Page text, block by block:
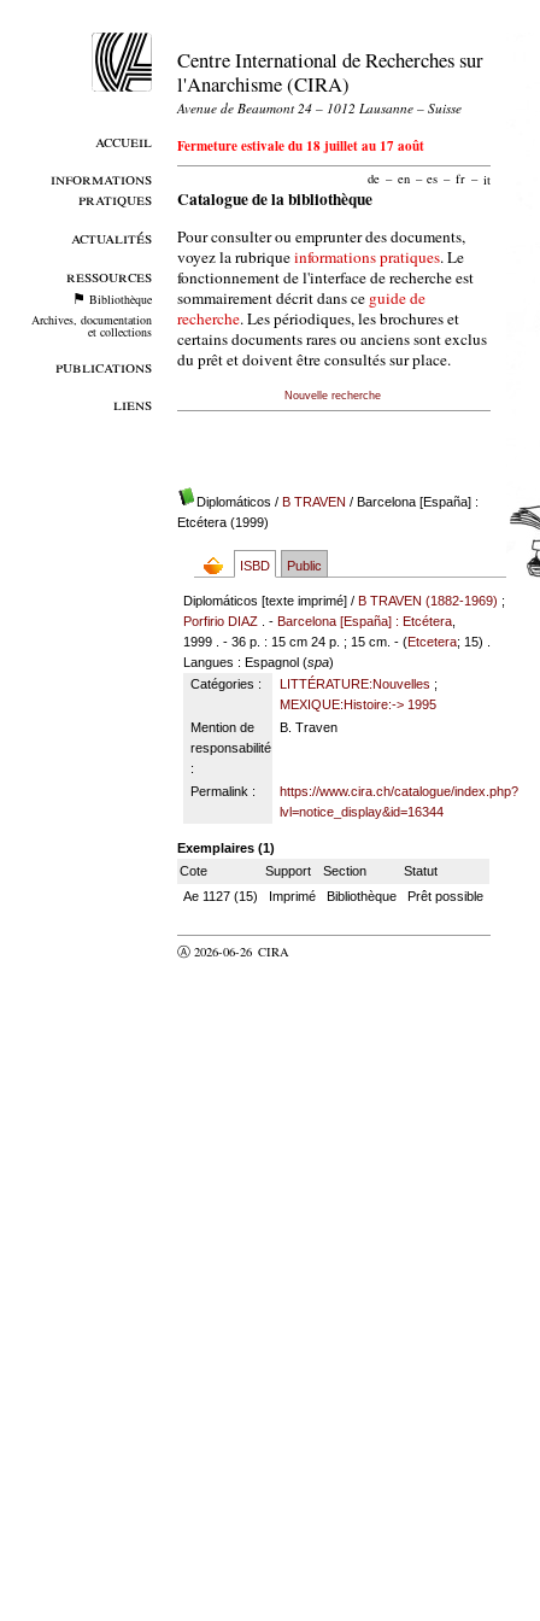
accueil
informations
pratiques
actualités
ressources
Bibliothèque
Archives, documentation
et collections
publications
liens
Centre International de Recherches sur
l'Anarchisme (CIRA)
Avenue de Beaumont 24 – 1012 Lausanne – Suisse
Fermeture estivale du 18 juillet au 17 août
de – en – es – fr – it
Catalogue de la bibliothèque
Pour consulter ou emprunter des documents,
voyez la rubriqueinformations pratiques. Le
fonctionnement de l'interface de recherche est
sommairement décrit dans ce guide de
recherche. Les périodiques, les brochures et
certains documents rares ou anciens sont exclus
du prêt et doivent être consultés sur place.
Nouvelle recherche
Diplomáticos / B TRAVEN / Barcelona [España] :
Etcétera (1999)
ISBD Public
Diplomáticos [texte imprimé] /B TRAVEN (1882-1969) ;
Porfirio DIAZ . -Barcelona [España] : Etcétera
1999 . - 36 p. : 15 cm 24 p. ; 15 cm. - (Etcetera; 15) .
Langues : Espagnol (spa)
Catégories :
LITTÉRATURE:Nouvelles ;
MEXIQUE:Histoire:-> 1995
Mention de
responsabilité
:
B. Traven
Permalink :
https://www.cira.ch/catalogue/index.php?
lvl=notice_display&id=16344
Exemplaires (1)
Cote
Support Section
Statut
Ae 1127 (15)
Imprimé Bibliothèque Prêt possible
Ⓐ 2026-06-26 CIRA